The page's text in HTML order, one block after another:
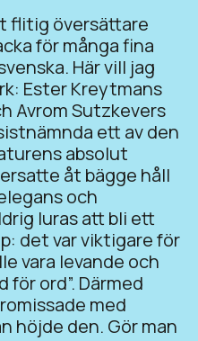
flitig översättare
för många fina
Här vill jag
Ester Kreytmans
Avrom Sutzkevers
ett av den
absolut
åt bägge håll
och
luras att bli ett
det var viktigare för
vara levande och
för ord”. Därmed
med
höjde den. Gör man